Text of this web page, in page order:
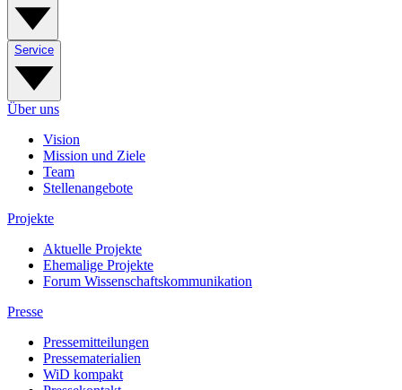
Service
Über uns
Vision
Mission und Ziele
Team
Stellenangebote
Projekte
Aktuelle Projekte
Ehemalige Projekte
Forum Wissenschaftskommunikation
Presse
Pressemitteilungen
Pressematerialien
WiD kompakt